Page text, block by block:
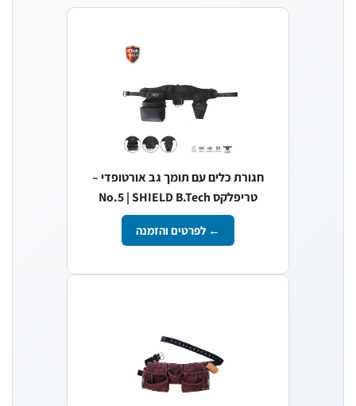
חגורת כלים עם תומך גב אורטופדי –
טריפלקס No.5 | SHIELD B.Tech
← לפרטים והזמנה